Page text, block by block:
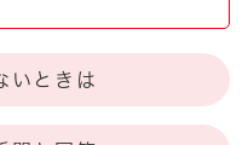
いときは